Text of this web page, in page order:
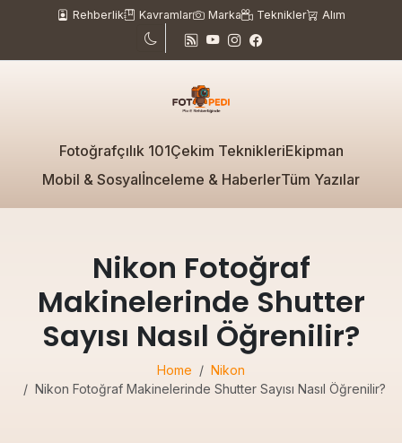
Rehberlik Kavramlar Marka Teknikler Alım
Fotoğrafçılık 101Çekim TeknikleriEkipman
Mobil & Sosyalİnceleme & HaberlerTüm Yazılar
Nikon Fotoğraf
Makinelerinde Shutter
Sayısı Nasıl Öğrenilir?
Home
Nikon
Nikon Fotoğraf Makinelerinde Shutter Sayısı Nasıl Öğrenilir?